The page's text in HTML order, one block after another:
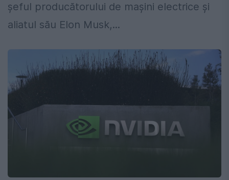
șeful producătorului de mașini electrice și
aliatul său Elon Musk,...